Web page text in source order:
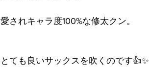
愛されキャラ度100%な修太クン。
とても良いサックスを吹くのです👍✨